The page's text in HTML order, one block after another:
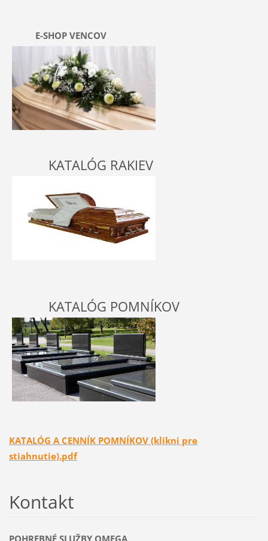
E-SHOP VENCOV
KATALÓG RAKIEV
KATALÓG POMNÍKOV
KATALÓG A CENNÍK POMNÍKOV (klikni pre
stiahnutie).pdf
Kontakt
POHREBNÉ SLUŽBY OMEGA